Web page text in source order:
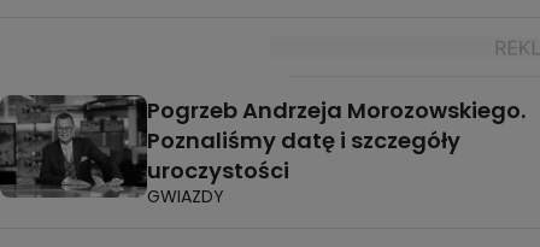
Pogrzeb Andrzeja Morozowskiego.
Poznaliśmy datę i szczegóły
uroczystości
GWIAZDY